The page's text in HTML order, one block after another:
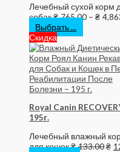
Лечебный сухой корм
собак₴ 765.00 – ₴
Выбрать ...
Скидка
Royal Canin
195г.
Лечебный влажный
для кошек₴ 133.00₴